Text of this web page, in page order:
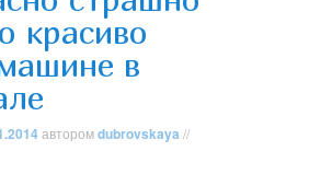
красиво
в
авторомdubrovskaya //